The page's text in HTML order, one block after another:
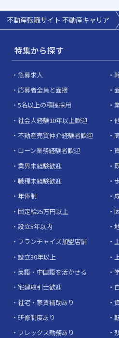
不動産転職サイト 不動産キャリア
特集から探す
急募求人
応募者全員と面接
5名以上の積極採用
社会人経験10年以上歓迎
不動産売買仲介経験者歓迎
ローン業務経験者歓迎
業界未経験歓迎
職種未経験歓迎
年俸制
固定給25万円以上
設立5年以内
フランチャイズ加盟店舗
設立30年以上
英語・中国語を活かせる
宅建取引士歓迎
社宅・家賃補助あり
研修制度あり
フレックス勤務あり